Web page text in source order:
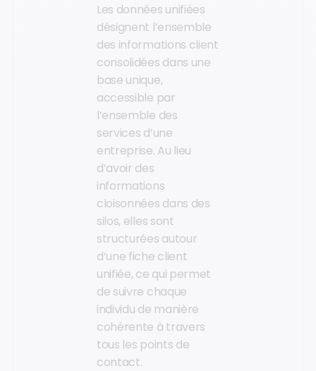
Les données unifiées
désignent l’ensemble
des informations client
consolidées dans une
base unique,
accessible par
l’ensemble des
services d’une
entreprise. Au lieu
d’avoir des
informations
cloisonnées dans des
silos, elles sont
structurées autour
d’une fiche client
unifiée, ce qui permet
de suivre chaque
individu de manière
cohérente à travers
tous les points de
contact.